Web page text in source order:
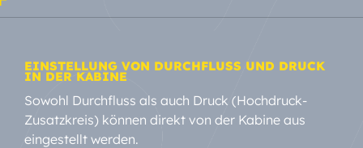
EINSTELLUNG VON DURCHFLUSS UND DRUCK
IN DER KABINE
Sowohl Durchfluss als auch Druck (Hochdruck-
Zusatzkreis) können direkt von der Kabine aus
eingestellt werden.